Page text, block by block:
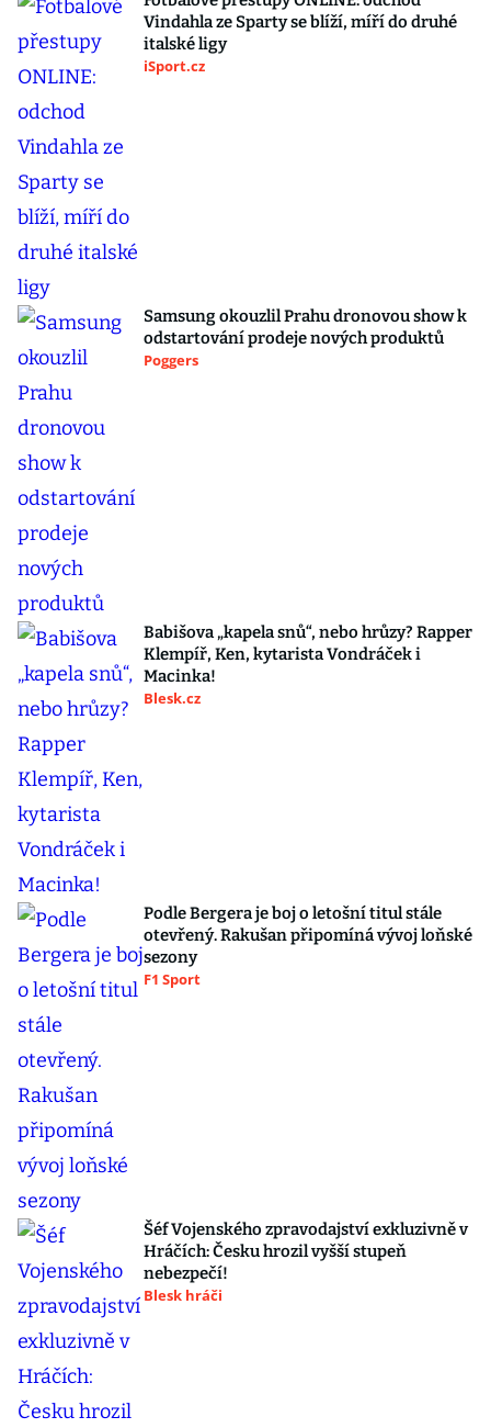
Vindahla ze Sparty se blíží, míří do druhé
italské ligy
iSport.cz
Samsung okouzlil Prahu dronovou show k
odstartování prodeje nových produktů
Poggers
Babišova „kapela snů“, nebo hrůzy? Rapper
Klempíř, Ken, kytarista Vondráček i
Macinka!
Blesk.cz
Podle Bergera je boj o letošní titul stále
otevřený. Rakušan připomíná vývoj loňské
sezony
F1 Sport
Šéf Vojenského zpravodajství exkluzivně v
Hráčích: Česku hrozil vyšší stupeň
nebezpečí!
Blesk hráči